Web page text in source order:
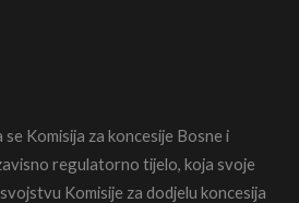
Komisija za koncesije Bosne i
regulatorno tijelo, koja svoje
Komisije za dodjelu koncesija